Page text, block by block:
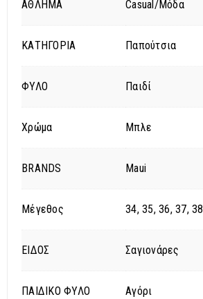
ΑΘΛΗΜΑ Casual/Μόδα
ΚΑΤΗΓΟΡΙΑ Παπούτσια
ΦΥΛΟ Παιδί
Χρώμα Μπλε
BRANDS Maui
Μέγεθος 34, 35, 36, 37, 38
ΕΙΔΟΣ Σαγιονάρες
ΠΑΙΔΙΚΟ ΦΥΛΟ Αγόρι